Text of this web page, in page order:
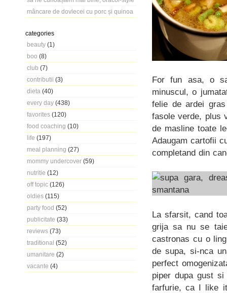
mâncare de dovlecei cu porc și quinoa
categories
beauty (1)
boo (8)
club (7)
contributii (3)
dieta (40)
every day (438)
favorites (120)
food coaching (10)
life (197)
meal planning (27)
mommy undercover (59)
nutritie (12)
off topic (126)
oldies (115)
party food (52)
publicitate (33)
reviews (73)
traditional (52)
umanitare (2)
vacante (4)
For fun asa, o
minuscul, o
felie de ardei
fasole verde, plus
de masline toate
Adaugam cartofii
completand din
La sfarsit, cand
grija sa nu se
castronas cu o
de supa, si-nca
perfect
piper dupa gust
farfurie, ca I like